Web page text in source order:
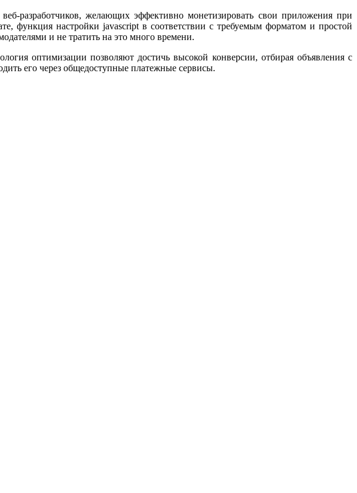
разработчиков, желающих эффективно монетизировать свои приложения при
функция настройки javascript в соответствии с требуемым форматом и простой
и не тратить на это много времени.
оптимизации позволяют достичь высокой конверсии, отбирая объявления с
его через общедоступные платежные сервисы.